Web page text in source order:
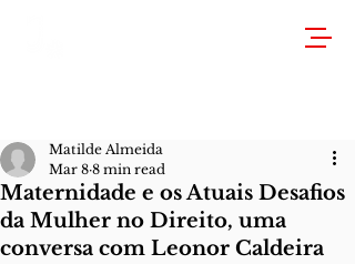
Maternidade e os Atuais Desafios
da Mulher no Direito, uma
conversa com Leonor Caldeira
Matilde Almeida
Mar 8 8 min read